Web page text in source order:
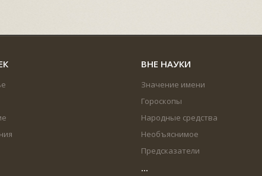
ВНЕ НАУКИ
Значение имени
Гороскопы
Народные средства
Необъяснимое
Предсказатели
...